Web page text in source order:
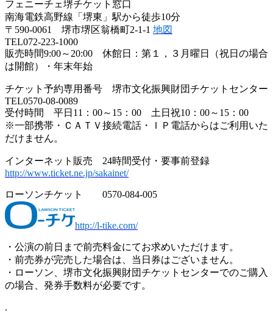
フェニーチェ堺チケット窓口
南海電鉄高野線「堺東」駅から徒歩10分
〒590-0061 堺市堺区翁橋町2-1-1 地図
TEL072-223-1000
販売時間9:00～20:00 休館日：第１，３月曜日（祝日の場合
は開館）・年末年始
チケット予約専用番号 堺市文化振興財団チケットセンター
TEL0570-08-0089
受付時間 平日11：00～15：00 土日祝10：00～15：00
※一部携帯・ＣＡＴＶ接続電話・ＩＰ電話からはご利用いた
だけません。
インターネット販売 24時間受付・要事前登録
http://www.ticket.ne.jp/sakainet/
ローソンチケット 0570-084-005
http://l-tike.com/
・公演の前日まで前売料金にてお求めいただけます。
・前売券が完売した場合は、当日券はございません。
・ローソン、堺市文化振興財団チケットセンターでのご購入
の場合、発券手数料が必要です。
.